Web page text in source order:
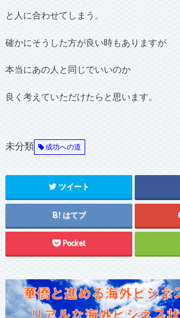
と人に合わせてしまう。
確かにそうした方が良い時もありますが
本当にあの人と同じでいいのか
良く考えていただけたらと思います。
未分類 成功への道
ツイート
はてブ
Pocket